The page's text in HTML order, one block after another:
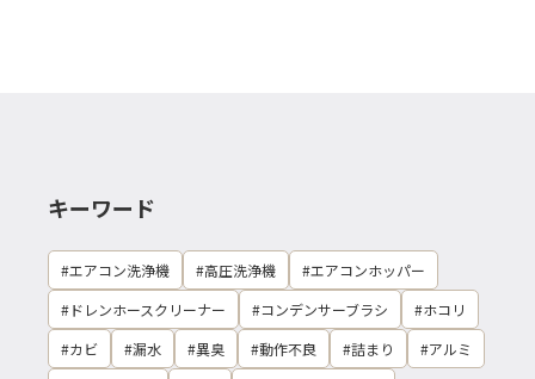
キーワード
エアコン洗浄機 高圧洗浄機
エアコンホッパー
ドレンホースクリーナー
コンデンサーブラシ
ホコリ
カビ
漏水 異臭 動作不良 詰まり
アルミ